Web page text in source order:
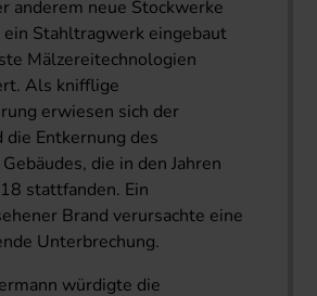
anderem neue Stockwerke
ein Stahltragwerk eingebaut
Mälzereitechnologien
Als knifflige
erwiesen sich der
die Entkernung des
die in den Jahren
stattfanden. Ein
Brand verursachte eine
Unterbrechung.
würdigte die